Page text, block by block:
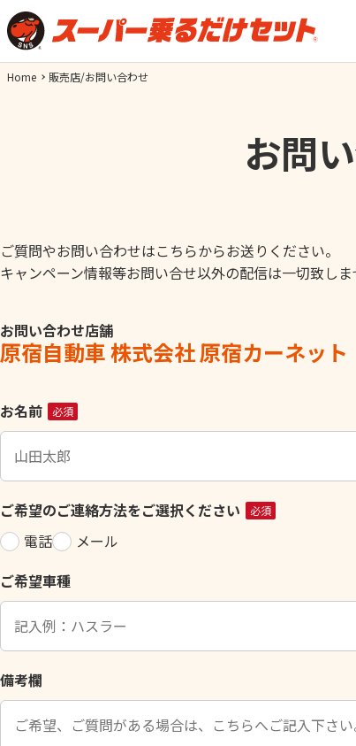
Home 販売店/お問い合わせ
お問
ご質問やお問い合わせはこちらからお送りください。
キャンペーン情報等お問い合せ以外の配信は一切致し
お問い合わせ店舗
原宿自動車 株式会社 原宿カーネット
こ
の
ィ
ー
ル
ド
空
の
ま
に
し
お名前 必須
ご希望のご連絡方法をご選択ください 必須
電話
メール
ご希望車種
備考欄